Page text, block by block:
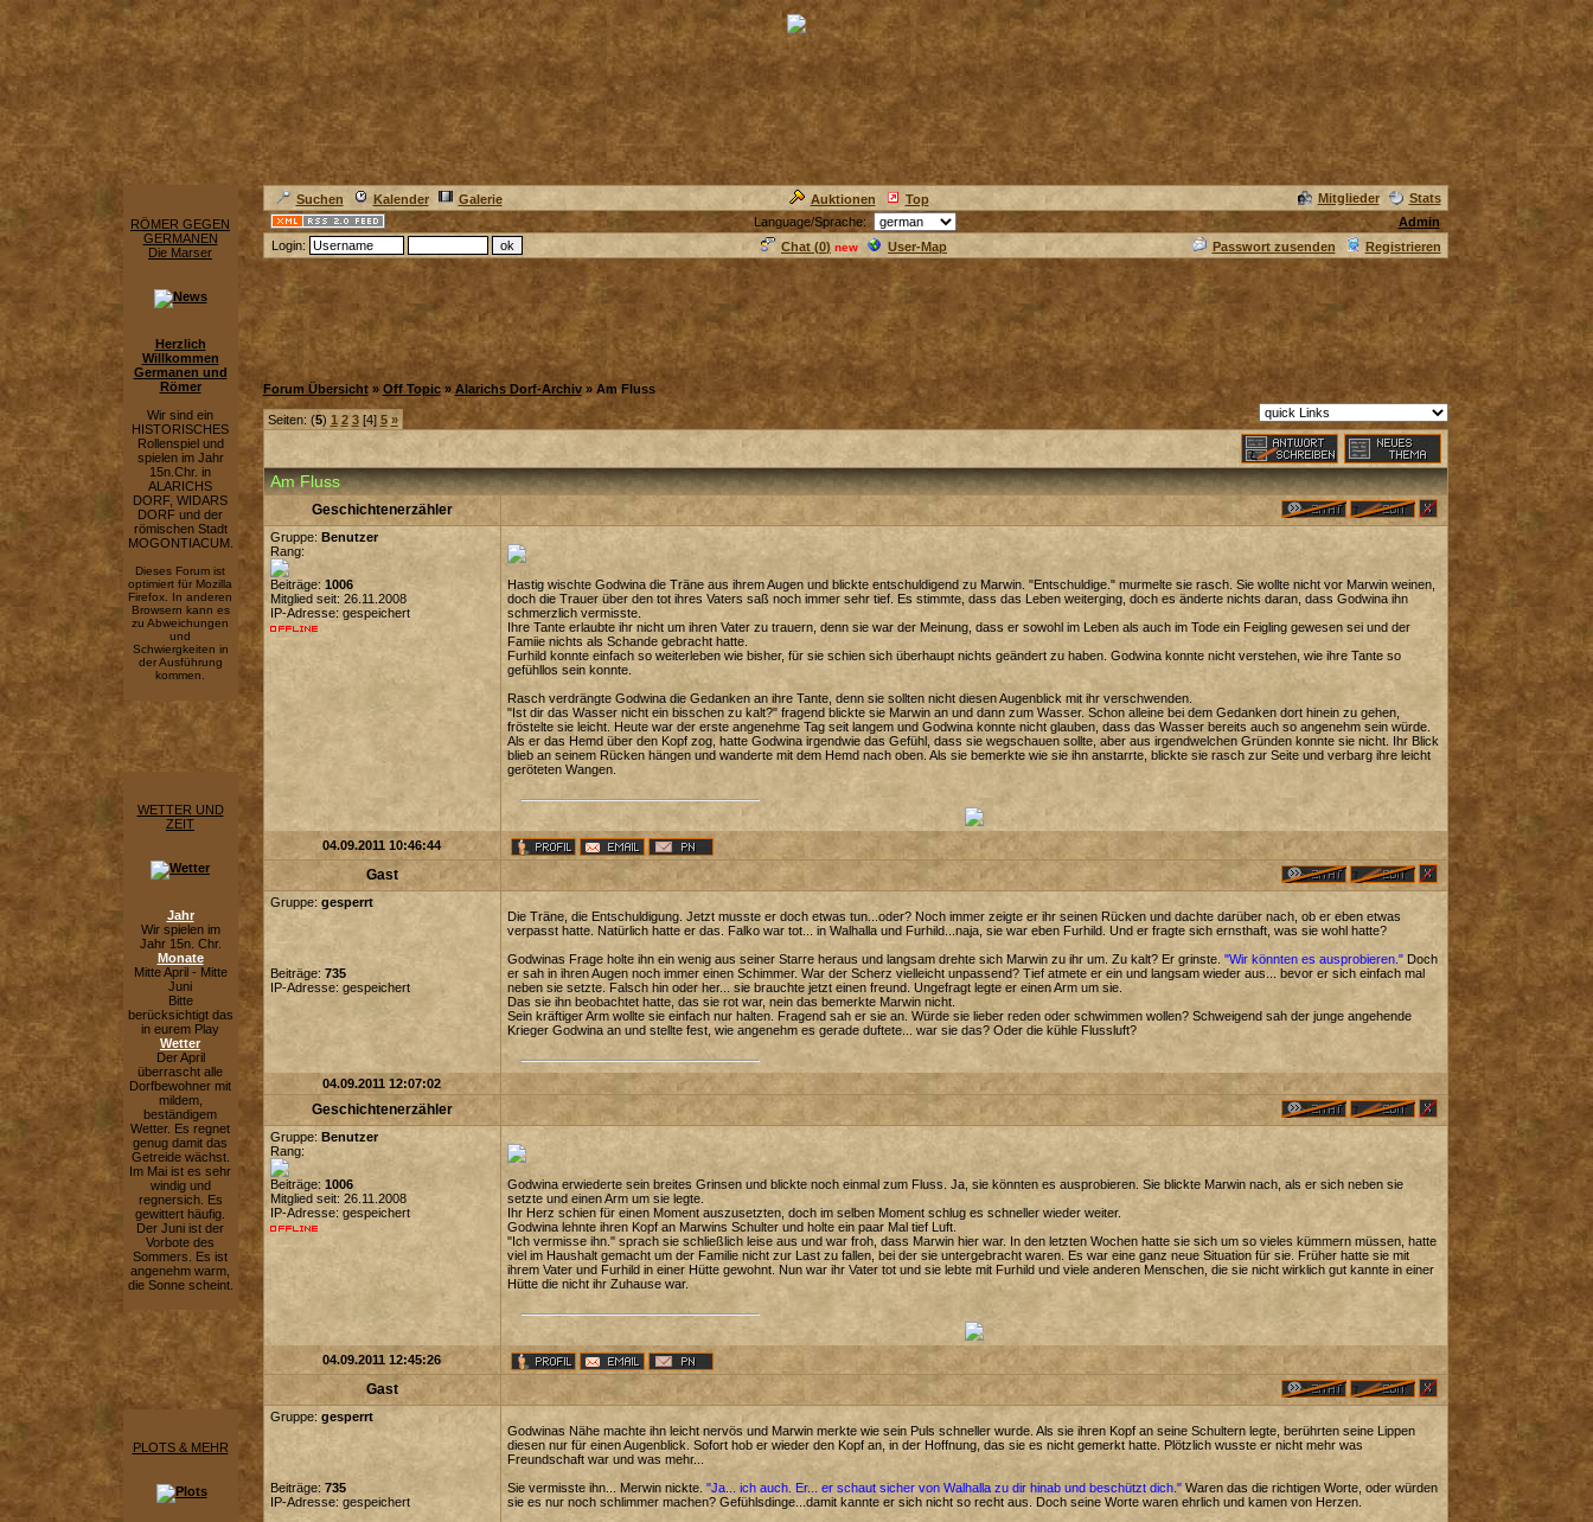
RÖMER GEGEN
GERMANEN
Die Marser
Herzlich
Willkommen
Germanen und
Römer
Wir sind ein
HISTORISCHES
Rollenspiel und
spielen im Jahr
15n.Chr. in
ALARICHS
DORF, WIDARS
DORF und der
römischen Stadt
MOGONTIACUM.
Dieses Forum ist
optimiert für Mozilla
Firefox. In anderen
Browsern kann es
zu Abweichungen
und
Schwiergkeiten in
der Ausführung
kommen.
WETTER UND
ZEIT
Jahr
Wir spielen im
Jahr 15n. Chr.
Monate
Mitte April - Mitte
Juni
Bitte
berücksichtigt das
in eurem Play
Wetter
Der April
überrascht alle
Dorfbewohner mit
mildem,
beständigem
Wetter. Es regnet
genug damit das
Getreide wächst.
Im Mai ist es sehr
windig und
regnersich. Es
gewittert häufig.
Der Juni ist der
Vorbote des
Sommers. Es ist
angenehm warm,
die Sonne scheint.
PLOTS & MEHR
Suchen Kalender Galerie Auktionen Top Mitglieder
Stats
Language/Sprache:
Admin
Login:
Chat (0) new User-Map Passwort zusenden Registrieren
Forum Übersicht » Off Topic » Alarichs Dorf-Archiv » Am Fluss
Seiten: (5) 1 2 3[4] 5 »
Am Fluss
Geschichtenerzähler
Gruppe: Benutzer
Rang:
Beiträge: 1006
Mitglied seit: 26.11.2008
IP-Adresse: gespeichert
Hastig wischte Godwina die Träne aus ihrem Augen und blickte entschuldigend zu Marwin. "Entschuldige." murmelte sie rasch. Sie wollte nicht vor Marwin weinen,
doch die Trauer über den tot ihres Vaters saß noch immer sehr tief. Es stimmte, dass das Leben weiterging, doch es änderte nichts daran, dass Godwina ihn
schmerzlich vermisste.
Ihre Tante erlaubte ihr nicht um ihren Vater zu trauern, denn sie war der Meinung, dass er sowohl im Leben als auch im Tode ein Feigling gewesen sei und der
Famiie nichts als Schande gebracht hatte.
Furhild konnte einfach so weiterleben wie bisher, für sie schien sich überhaupt nichts geändert zu haben. Godwina konnte nicht verstehen, wie ihre Tante so
gefühllos sein konnte.
Rasch verdrängte Godwina die Gedanken an ihre Tante, denn sie sollten nicht diesen Augenblick mit ihr verschwenden.
"Ist dir das Wasser nicht ein bisschen zu kalt?" fragend blickte sie Marwin an und dann zum Wasser. Schon alleine bei dem Gedanken dort hinein zu gehen,
fröstelte sie leicht. Heute war der erste angenehme Tag seit langem und Godwina konnte nicht glauben, dass das Wasser bereits auch so angenehm sein würde.
Als er das Hemd über den Kopf zog, hatte Godwina irgendwie das Gefühl, dass sie wegschauen sollte, aber aus irgendwelchen Gründen konnte sie nicht. Ihr Blick
blieb an seinem Rücken hängen und wanderte mit dem Hemd nach oben. Als sie bemerkte wie sie ihn anstarrte, blickte sie rasch zur Seite und verbarg ihre leicht
geröteten Wangen.
04.09.2011 10:46:44
Gast
Gruppe: gesperrt
Beiträge: 735
IP-Adresse: gespeichert
Die Träne, die Entschuldigung. Jetzt musste er doch etwas tun...oder? Noch immer zeigte er ihr seinen Rücken und dachte darüber nach, ob er eben etwas
verpasst hatte. Natürlich hatte er das. Falko war tot... in Walhalla und Furhild...naja, sie war eben Furhild. Und er fragte sich ernsthaft, was sie wohl hatte?
Godwinas Frage holte ihn ein wenig aus seiner Starre heraus und langsam drehte sich Marwin zu ihr um. Zu kalt? Er grinste. "Wir könnten es ausprobieren."Doch
er sah in ihren Augen noch immer einen Schimmer. War der Scherz vielleicht unpassend? Tief atmete er ein und langsam wieder aus... bevor er sich einfach mal
neben sie setzte. Falsch hin oder her... sie brauchte jetzt einen freund. Ungefragt legte er einen Arm um sie.
Das sie ihn beobachtet hatte, das sie rot war, nein das bemerkte Marwin nicht.
Sein kräftiger Arm wollte sie einfach nur halten. Fragend sah er sie an. Würde sie lieber reden oder schwimmen wollen? Schweigend sah der junge angehende
Krieger Godwina an und stellte fest, wie angenehm es gerade duftete... war sie das? Oder die kühle Flussluft?
04.09.2011 12:07:02
Geschichtenerzähler
Gruppe: Benutzer
Rang:
Beiträge: 1006
Mitglied seit: 26.11.2008
IP-Adresse: gespeichert
Godwina erwiederte sein breites Grinsen und blickte noch einmal zum Fluss. Ja, sie könnten es ausprobieren. Sie blickte Marwin nach, als er sich neben sie
setzte und einen Arm um sie legte.
Ihr Herz schien für einen Moment auszusetzten, doch im selben Moment schlug es schneller wieder weiter.
Godwina lehnte ihren Kopf an Marwins Schulter und holte ein paar Mal tief Luft.
"Ich vermisse ihn." sprach sie schließlich leise aus und war froh, dass Marwin hier war. In den letzten Wochen hatte sie sich um so vieles kümmern müssen, hatte
viel im Haushalt gemacht um der Familie nicht zur Last zu fallen, bei der sie untergebracht waren. Es war eine ganz neue Situation für sie. Früher hatte sie mit
ihrem Vater und Furhild in einer Hütte gewohnt. Nun war ihr Vater tot und sie lebte mit Furhild und viele anderen Menschen, die sie nicht wirklich gut kannte in einer
Hütte die nicht ihr Zuhause war.
04.09.2011 12:45:26
Gast
Gruppe: gesperrt
Beiträge: 735
IP-Adresse: gespeichert
Godwinas Nähe machte ihn leicht nervös und Marwin merkte wie sein Puls schneller wurde. Als sie ihren Kopf an seine Schultern legte, berührten seine Lippen
diesen nur für einen Augenblick. Sofort hob er wieder den Kopf an, in der Hoffnung, das sie es nicht gemerkt hatte. Plötzlich wusste er nicht mehr was
Freundschaft war und was mehr...
Sie vermisste ihn... Merwin nickte. "Ja... ich auch. Er... er schaut sicher von Walhalla zu dir hinab und beschützt dich."Waren das die richtigen Worte, oder würden
sie es nur noch schlimmer machen? Gefühlsdinge...damit kannte er sich nicht so recht aus. Doch seine Worte waren ehrlich und kamen von Herzen.